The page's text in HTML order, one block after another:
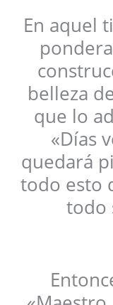
En aquel
belleza
que lo
«Días
quedará
todo esto
todo